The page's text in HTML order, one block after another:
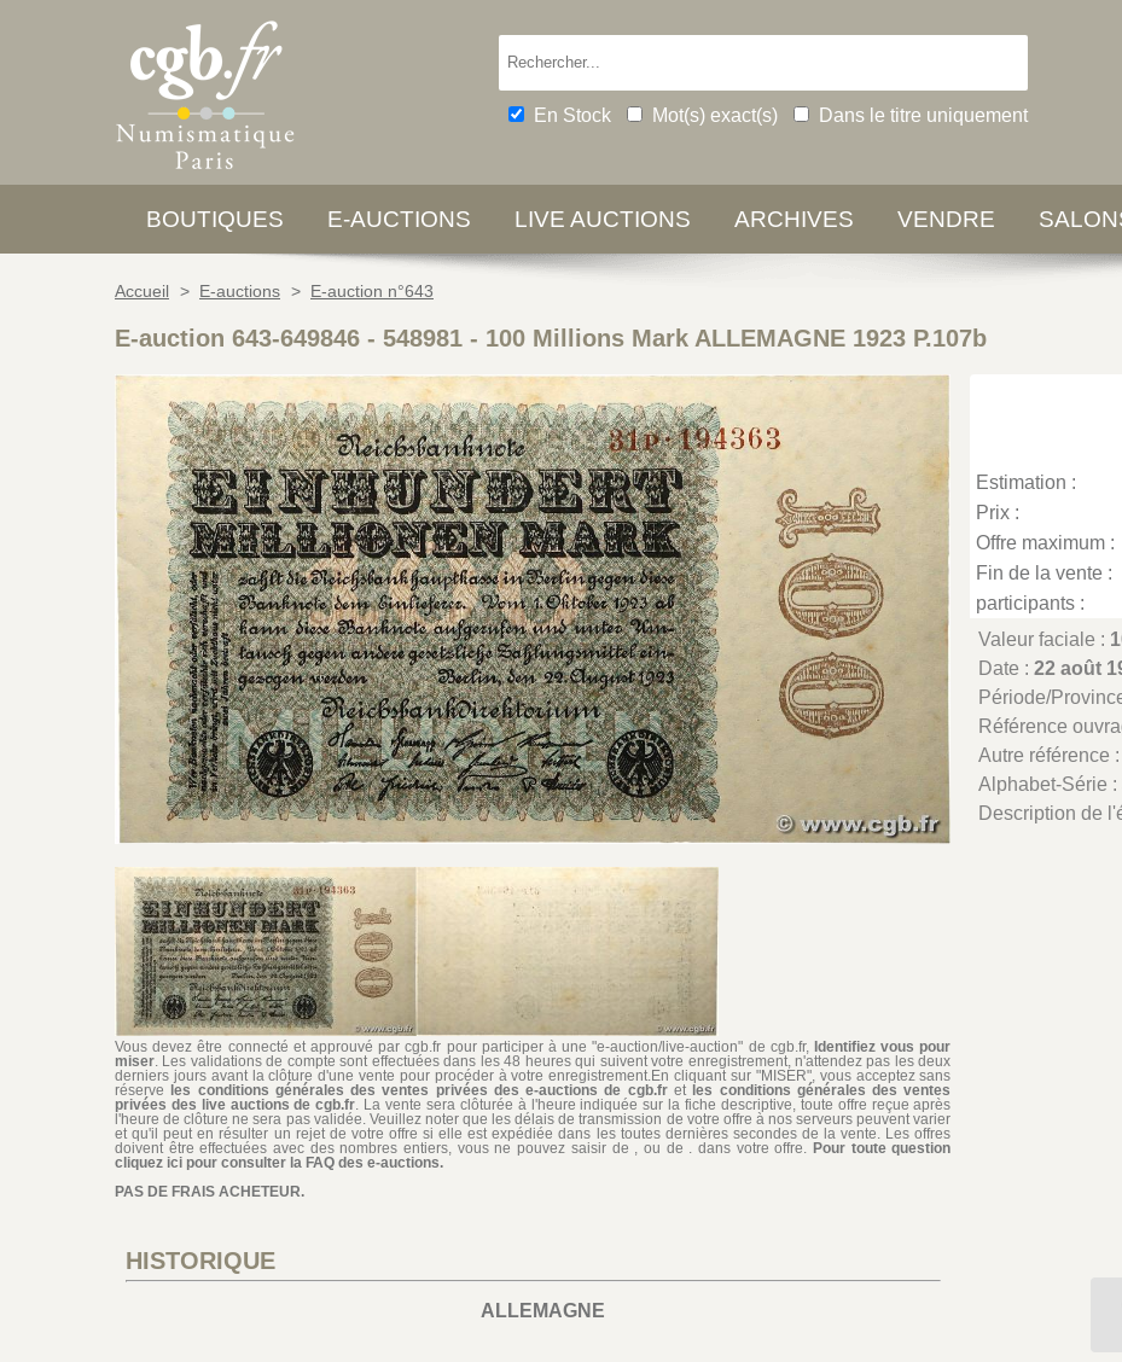
En Stock Mot(s) exact(s) Dans le titre uniquement
BOUTIQUES E-AUCTIONS LIVE AUCTIONS ARCHIVES VENDRE
Accueil > E-auctions > E-auction n°643
E-auction 643-649846 - 548981 - 100 Millions Mark ALLEMAGNE 1923 P.107b
Vous devez être connecté et approuvé par cgb.fr pour participer à une "e-auction/live-auction" de cgb.fr, Identifiez vous pour
miser. Les validations de compte sont effectuées dans les 48 heures qui suivent votre enregistrement, n'attendez pas les deux
derniers jours avant la clôture d'une vente pour procéder à votre enregistrement.En cliquant sur "MISER", vous acceptez sans
réserve les conditions générales des ventes privées des e-auctions de cgb.fret les conditions générales des ventes
privées des live auctions de cgb.fr. La vente sera clôturée à l'heure indiquée sur la fiche descriptive, toute offre reçue après
l'heure de clôture ne sera pas validée. Veuillez noter que les délais de transmission de votre offre à nos serveurs peuvent varier
et qu'il peut en résulter un rejet de votre offre si elle est expédiée dans les toutes dernières secondes de la vente. Les offres
doivent être effectuées avec des nombres entiers, vous ne pouvez saisir de , ou de . dans votre offre.Pour toute question
cliquez ici pour consulter la FAQ des e-auctions.
PAS DE FRAIS ACHETEUR.
Estimation :
Prix :
Offre maximum :
Fin de la vente :
participants :
Valeur faciale :
Date :22 août
Période/
Référence
Autre référence :
Alphabet-Série :
Description de
HISTORIQUE
ALLEMAGNE